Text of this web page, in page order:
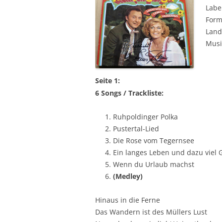
Seite 1:
6 Songs / Trackliste:
Ruhpoldinger Polka
Pustertal-Lied
Die Rose vom Tegernsee
Ein langes Leben und dazu viel
Wenn du Urlaub machst
(Medley)
Hinaus in die Ferne
Das Wandern ist des Müllers Lust